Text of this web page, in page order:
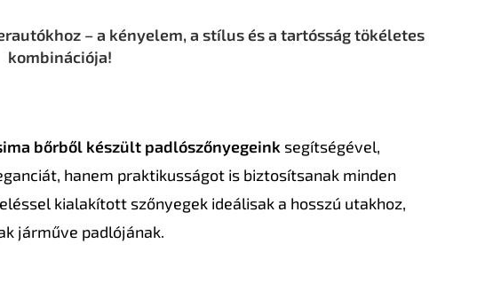
– a kényelem, a stílus és a tartósság tökéletes
kombinációja!
bőrből készült padlószőnyegeink segítségével,
hanem praktikusságot is biztosítsanak minden
kialakított szőnyegek ideálisak a hosszú utakhoz,
járműve padlójának.